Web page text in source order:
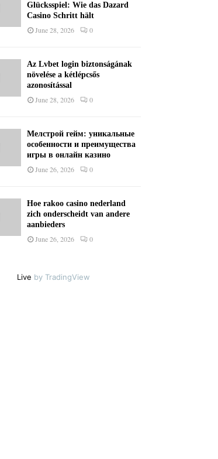
Glücksspiel: Wie das Dazard
Casino Schritt hält
June 28, 2026 0
Az Lvbet login biztonságának
növelése a kétlépcsős
azonosítással
June 28, 2026 0
Мелстрой гейм: уникальные
особенности и преимущества
игры в онлайн казино
June 26, 2026 0
Hoe rakoo casino nederland
zich onderscheidt van andere
aanbieders
June 26, 2026 0
Live by TradingView